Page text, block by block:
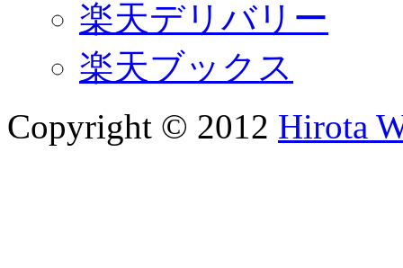
楽天デリバリー
楽天ブックス
Copyright © 2012 Hirota